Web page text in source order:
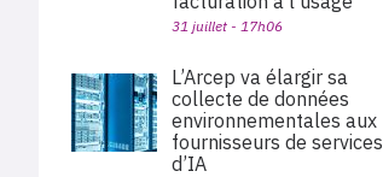
31 juillet - 17h06
L’Arcep va élargir sa
collecte de données
environnementales aux
fournisseurs de services
d’IA